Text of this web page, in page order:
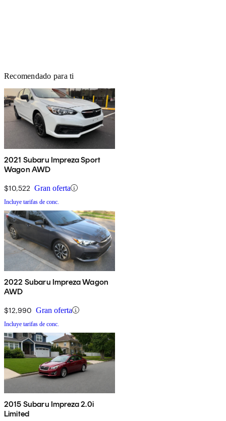
Recomendado para ti
2021 Subaru Impreza Sport
Wagon AWD
$10,522 Gran oferta
Incluye tarifas de conc.
2022 Subaru Impreza Wagon
AWD
$12,990 Gran oferta
Incluye tarifas de conc.
2015 Subaru Impreza 2.0i
Limited